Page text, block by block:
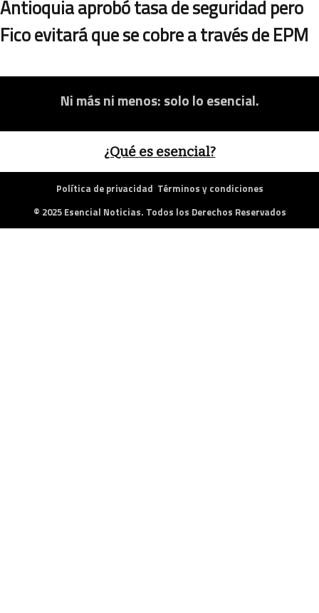
Antioquia aprobó tasa de seguridad pero
Fico evitará que se cobre a través de EPM
Ni más ni menos: solo lo esencial.
¿Qué es esencial?
Política de privacidad Términos y condiciones
© 2025 Esencial Noticias. Todos los Derechos Reservados